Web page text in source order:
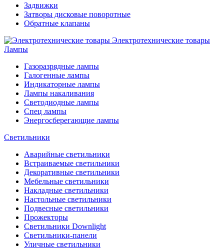
Задвижки
Затворы дисковые поворотные
Обратные клапаны
Электротехнические товары
Лампы
Газоразрядные лампы
Галогенные лампы
Индикаторные лампы
Лампы накаливания
Светодиодные лампы
Спец лампы
Энергосберегающие лампы
Светильники
Аварийные светильники
Встраиваемые светильники
Декоративные светильники
Мебельные светильники
Накладные светильники
Настольные светильники
Подвесные светильники
Прожекторы
Светильники Downlight
Светильники-панели
Уличные светильники